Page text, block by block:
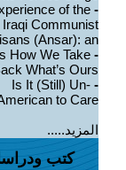
-
of the
Iraqi Communist
(Ansar): an ...
-
How We Take
What’s Ours
-
Is It (Still) Un-
to Care?
المزيد.....
كتب